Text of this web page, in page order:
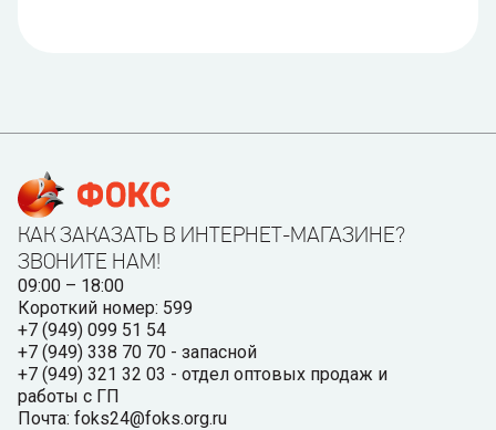
КАК ЗАКАЗАТЬ В ИНТЕРНЕТ-МАГАЗИНЕ?
ЗВОНИТЕ НАМ!
09:00 – 18:00
Короткий номер: 599
+7 (949) 099 51 54
+7 (949) 338 70 70 - запасной
+7 (949) 321 32 03 - отдел оптовых продаж и
работы с ГП
Почта: foks24@foks.org.ru